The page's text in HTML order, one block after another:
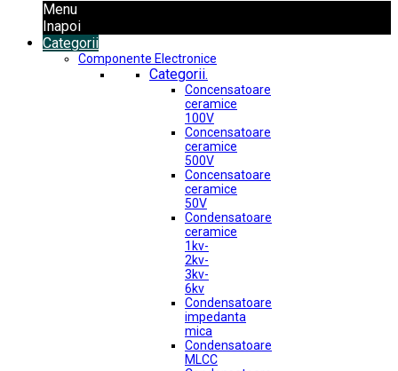
Menu
Inapoi
Categorii
Componente Electronice
Categorii.
Concensatoare
ceramice
100V
Concensatoare
ceramice
500V
Concensatoare
ceramice
50V
Condensatoare
ceramice
1kv-
2kv-
3kv-
6kv
Condensatoare
impedanta
mica
Condensatoare
MLCC